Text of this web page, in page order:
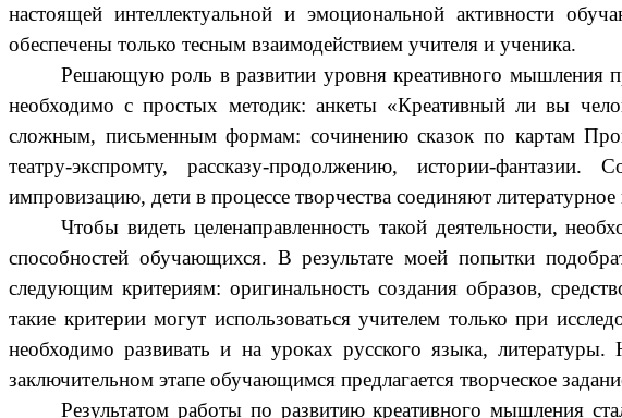
настоящей интеллектуальной и эмоциональной активности
обеспечены только тесным взаимодействием учителя и ученика.
Решающую роль в развитии уровня креативного мышления
необходимо с простых методик: анкеты «Креативный ли вы
сложным, письменным формам: сочинению сказок по картам
театру-экспромту, рассказу-продолжению, истории-
импровизацию, дети в процессе творчества соединяют
Чтобы видеть целенаправленность такой деятельности,
способностей обучающихся. В результате моей попытки
следующим критериям: оригинальность создания образов,
такие критерии могут использоваться учителем только при
необходимо развивать и на уроках русского языка,
заключительном этапе обучающимся предлагается творческое
Результатом работы по развитию креативного мышления